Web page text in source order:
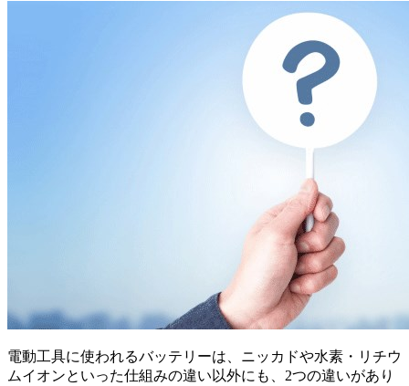
電動工具に使われるバッテリーは、ニッカドや水素・リチウ
ムイオンといった仕組みの違い以外にも、2つの違いがあり